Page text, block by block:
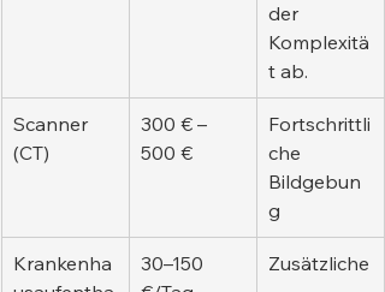
der
Komplexitä
t ab.
Scanner
(CT)
300 € –
500 €
Fortschrittli
che
Bildgebun
g
Krankenha
30–150
Zusätzliche